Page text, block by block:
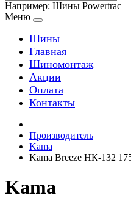
Например: Шины Powertrac
Меню
Шины
Главная
Шиномонтаж
Акции
Оплата
Контакты
Производитель
Kama
Kama Breeze НК-132
Kama